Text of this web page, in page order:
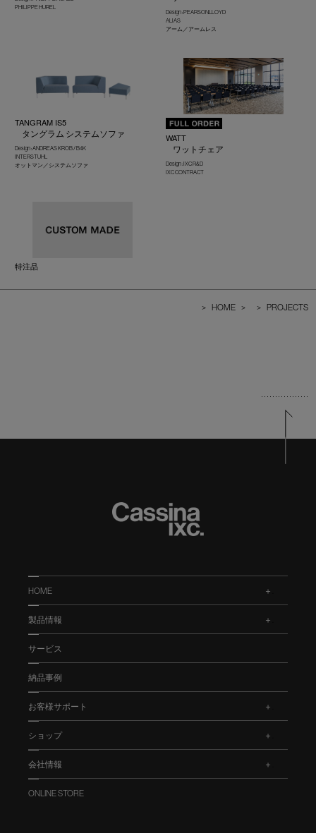
PHILIPPE HUREL
Design : PEARSONLLOYD
ALIAS
アーム／アームレス
TANGRAM IS5
タングラム システムソファ
Design : ANDREAS KROB / B4K
INTERSTUHL
オットマン／システムソファ
WATT
ワットチェア
Design : IXC R&D
IXC CONTRACT
特注品
> HOME > > PROJECTS
HOME
製品情報
サービス
納品事例
お客様サポート
ショップ
会社情報
ONLINE STORE